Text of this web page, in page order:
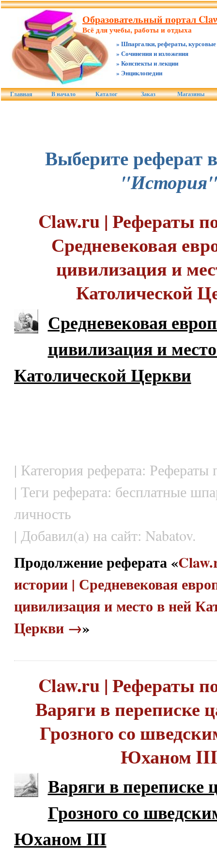
Образовательный портал
Всё для учебы, работы и отдыха
» Шпаргалки, рефераты, курсовые
» Сочинения и изложения
» Конспекты и лекции
» Энциклопедии
Главная В начало Каталог Заказ Магазины
Выберите реферат
Claw.ru | Рефераты
Средневековая
цивилизация и
Католической
Средневековая
цивилизация и
Католической Церкви
| Категория реферата: Рефераты
| Теги реферата: бесплатные
личность
| Добавил(а) на сайт: Nabatov.
Продолжение реферата «
истории | Средневековая
цивилизация и место в ней
Церкви →»
Claw.ru | Рефераты
Варяги в переписке
Грозного со
Юханом III
Варяги в переписке
Грозного со
Юханом III